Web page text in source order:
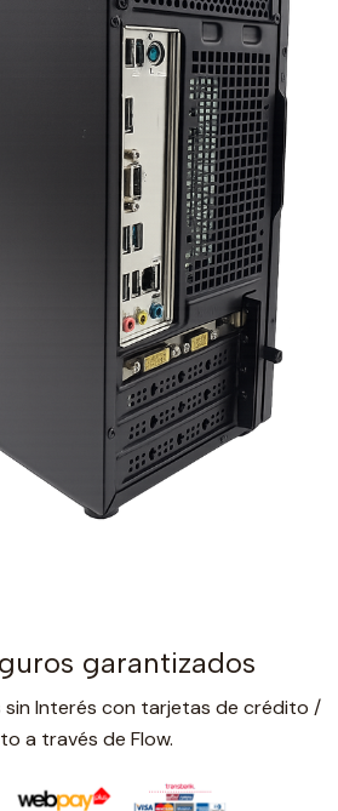
garantizados
sin Interés con tarjetas de crédito /
a través de Flow.